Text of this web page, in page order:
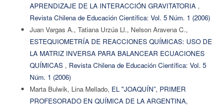
APRENDIZAJE DE LA INTERACCIÓN GRAVITATORIA ,
Revista Chilena de Educación Científica: Vol. 5 Núm. 1 (2006)
Juan Vargas A., Tatiana Urzúa Ll., Nelson Aravena C.,
ESTEQUIOMETRÍA DE REACCIONES QUÍMICAS: USO DE
LA MATRIZ INVERSA PARA BALANCEAR ECUACIONES
QUÍMICAS , Revista Chilena de Educación Científica: Vol. 5
Núm. 1 (2006)
Marta Bulwik, Lina Mellado, EL "JOAQUÍN”, PRIMER
PROFESORADO EN QUÍMICA DE LA ARGENTINA,